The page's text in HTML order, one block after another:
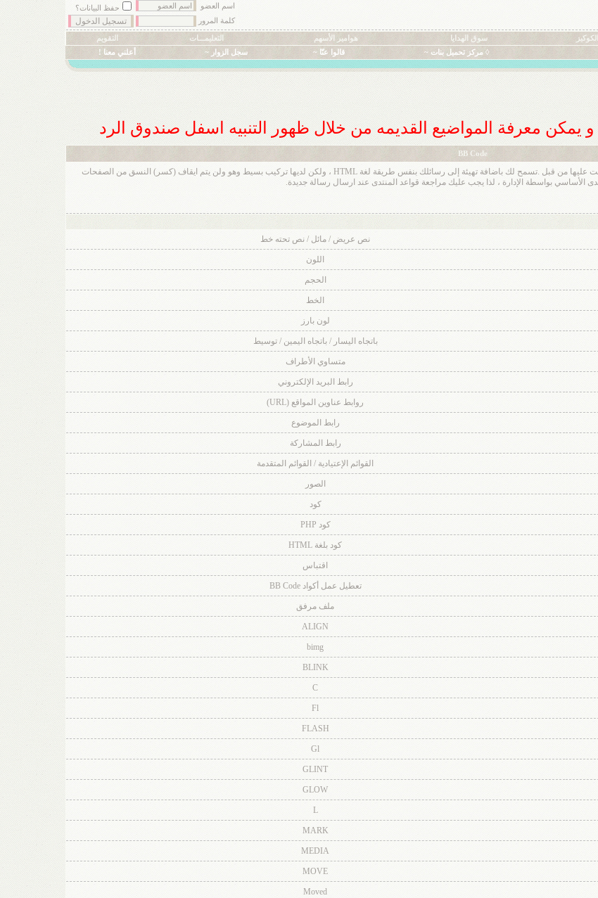
اسم العضو
حفظ البيانات؟
كلمة المرور
سوق الهدايا هوامير الأسهم التعليمـــات
التقويم
◊ مركز تحميل بنات ~ قالوا عنّا ~ سجل الزوار ~ أعلني معنا !
.. و يمكن معرفة المواضيع القديمه من خلال ظهور التنبيه اسفل صندوق الرد
BB Code
BB code عبارة عن مجموعة من الأكواد المشتقة من لغة (html) والتي تكون قد تعرفت عليها من قبل .تسمح لك باضافة تهيئة إلى رسائلك بنفس طريقة لغة HTML ، ولكن لديها تركيب بسيط وهو ولن يتم ايقاف (كسر) النسق من الصفحات
نص عريض / مائل / نص تحته خط
اللون
الحجم
الخط
لون بارز
باتجاه اليسار / باتجاه اليمين / توسيط
متساوي الأطراف
رابط البريد الإلكتروني
روابط عناوين المواقع (URL)
رابط الموضوع
رابط المشاركة
القوائم الإعتيادية / القوائم المتقدمة
الصور
كود
كود PHP
كود بلغة HTML
اقتباس
تعطيل عمل أكواد BB Code
ملف مرفق
ALIGN
bimg
BLINK
C
Fl
FLASH
Gl
GLINT
GLOW
L
MARK
MEDIA
MOVE
Moved